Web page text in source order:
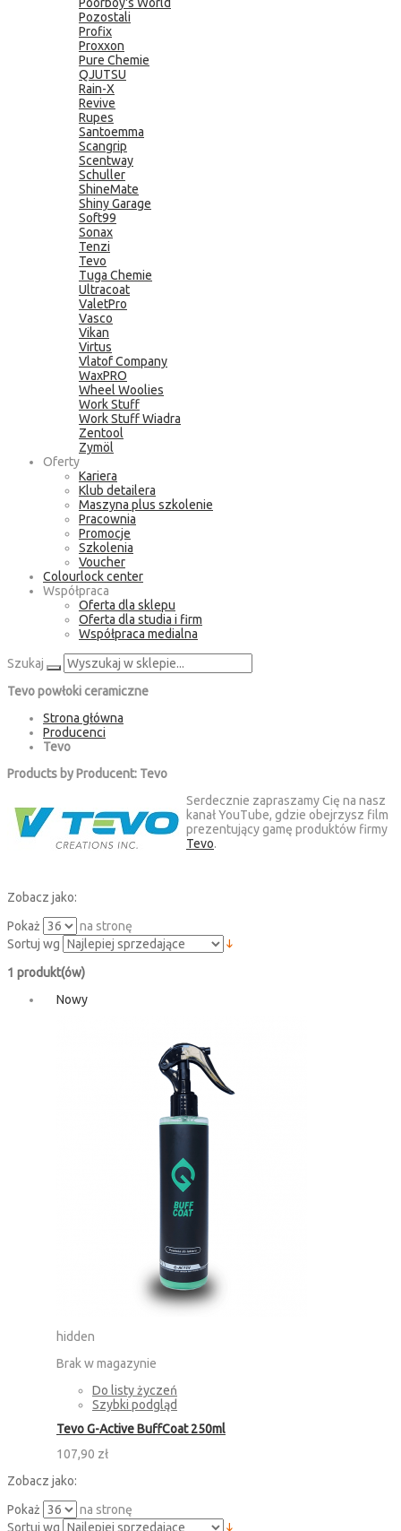
Pozostali
Profix
Proxxon
Pure Chemie
QJUTSU
Rain-X
Revive
Rupes
Santoemma
Scangrip
Scentway
Schuller
ShineMate
Shiny Garage
Soft99
Sonax
Tenzi
Tevo
Tuga Chemie
Ultracoat
ValetPro
Vasco
Vikan
Virtus
Vlatof Company
WaxPRO
Wheel Woolies
Work Stuff
Work Stuff Wiadra
Zentool
Zymöl
Oferty
Kariera
Klub detailera
Maszyna plus szkolenie
Pracownia
Promocje
Szkolenia
Voucher
Colourlock center
Współpraca
Oferta dla sklepu
Oferta dla studia i firm
Współpraca medialna
Szukaj
Tevo powłoki ceramiczne
Strona główna
Producenci
Tevo
Products by Producent: Tevo
Serdecznie zapraszamy Cię na nasz
kanał YouTube, gdzie obejrzysz film
prezentujący gamę produktów firmy
Tevo.
Zobacz jako:
Pokaż
na stronę
Sortuj wg
1 produkt(ów)
Nowy
hidden
Brak w magazynie
Do listy życzeń
Szybki podgląd
Tevo G-Active BuffCoat 250ml
107,90 zł
Zobacz jako:
Pokaż
na stronę
Sortuj wg